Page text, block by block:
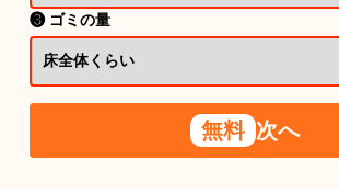
❸ ゴミの量
無料 次へ